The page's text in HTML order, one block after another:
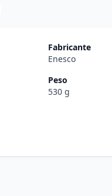
Fabricante
Enesco
Peso
530 g